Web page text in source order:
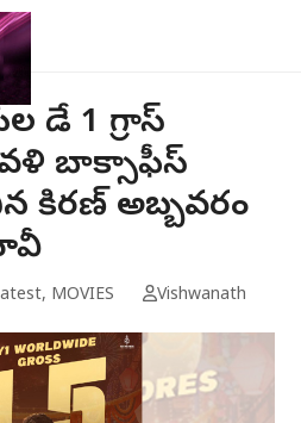
డే 1 గ్రాస్
బాక్సాఫీస్
కిరణ్ అబ్బవరం
, MOVIES Vishwanath